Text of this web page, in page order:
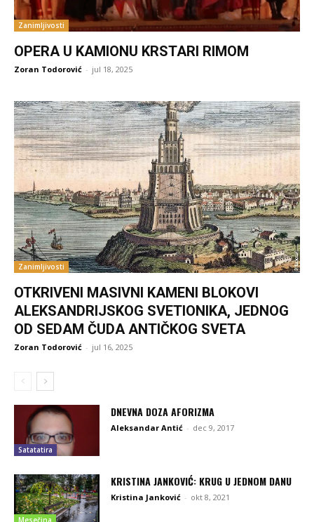
Zanimljivosti
OPERA U KAMIONU KRSTARI RIMOM
Zoran Todorović - jul 18, 2025
Zanimljivosti
OTKRIVENI MASIVNI KAMENI BLOKOVI
ALEKSANDRIJSKOG SVETIONIKA, JEDNOG
OD SEDAM ČUDA ANTIČKOG SVETA
Zoran Todorović - jul 16, 2025
Satatatira
DNEVNA DOZA AFORIZMA
Aleksandar Antić - dec 9, 2017
Mesečina
KRISTINA JANKOVIĆ: KRUG U JEDNOM DANU
Kristina Janković - okt 8, 2021